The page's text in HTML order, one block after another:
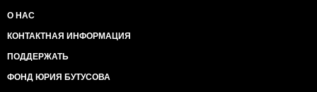
О НАС
КОНТАКТНАЯ ИНФОРМАЦИЯ
ПОДДЕРЖАТЬ
ФОНД ЮРИЯ БУТУСОВА